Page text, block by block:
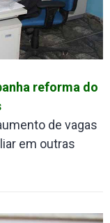
reforma do
de vagas
em outras